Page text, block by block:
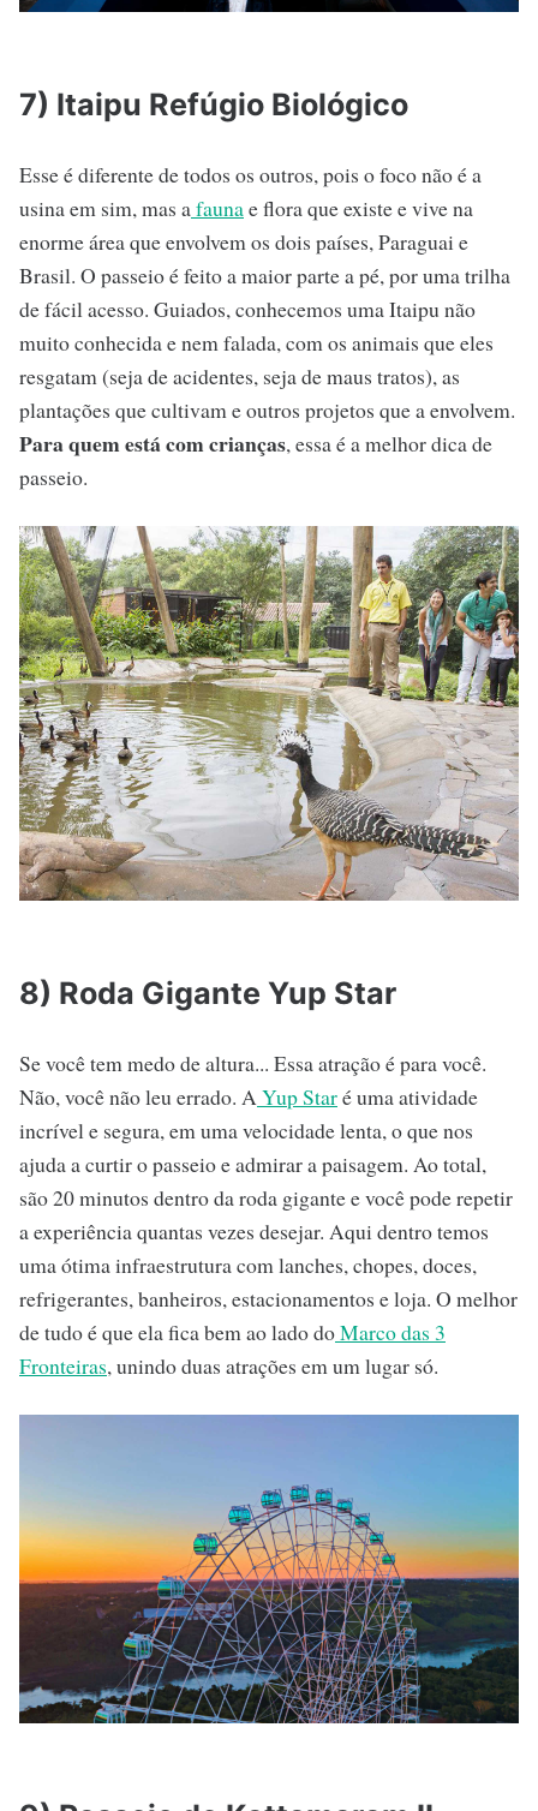
7) Itaipu Refúgio Biológico
Esse é diferente de todos os outros, pois o foco não é a
usina em sim, mas afaunae flora que existe e vive na
enorme área que envolvem os dois países, Paraguai e
Brasil. O passeio é feito a maior parte a pé, por uma trilha
de fácil acesso. Guiados, conhecemos uma Itaipu não
muito conhecida e nem falada, com os animais que eles
resgatam (seja de acidentes, seja de maus tratos), as
plantações que cultivam e outros projetos que a envolvem.
Para quem está com crianças, essa é a melhor dica de
passeio.
8) Roda Gigante Yup Star
Se você tem medo de altura... Essa atração é para você.
Não, você não leu errado. AYup Staré uma atividade
incrível e segura, em uma velocidade lenta, o que nos
ajuda a curtir o passeio e admirar a paisagem. Ao total,
são 20 minutos dentro da roda gigante e você pode repetir
a experiência quantas vezes desejar. Aqui dentro temos
uma ótima infraestrutura com lanches, chopes, doces,
refrigerantes, banheiros, estacionamentos e loja. O melhor
de tudo é que ela fica bem ao lado doMarco das 3
Fronteiras, unindo duas atrações em um lugar só.